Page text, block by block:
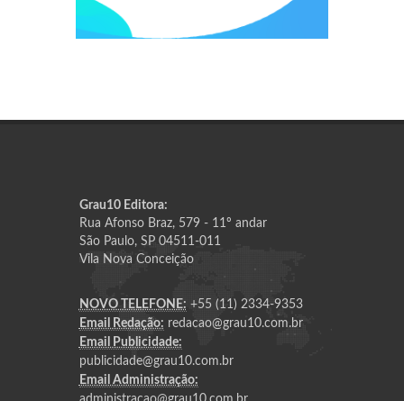
Grau10 Editora:
Rua Afonso Braz, 579 - 11º andar
São Paulo, SP 04511-011
Vila Nova Conceição
NOVO TELEFONE: +55 (11) 2334-9353
Email Redação: redacao@grau10.com.br
Email Publicidade:
publicidade@grau10.com.br
Email Administração: